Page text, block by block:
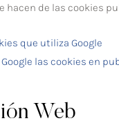
hacen de las cookies
que utiliza Google
las cookies en
Web